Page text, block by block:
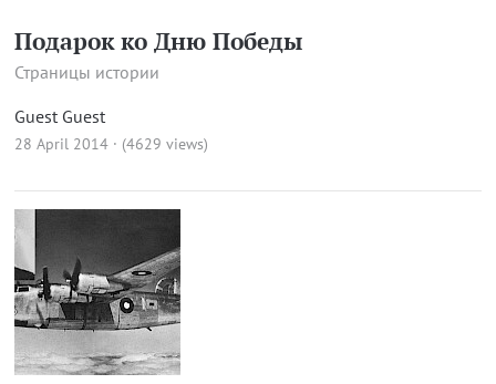
Подарок ко Дню Победы
Страницы истории
Guest Guest
28 April 2014 · (4629 views)